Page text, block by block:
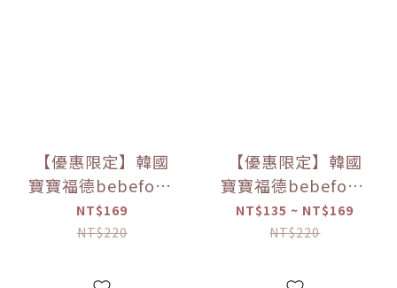
【優惠限定】韓國
寶寶福德bebefood
米餅 原味/蘋果/梨/
紅薯/南瓜 (20g)
NT$169
NT$220
【優惠限定】韓國
寶寶福德bebefood
糙米餅 磨牙餅乾 蔬
菜/水果 (25g) 【優
NT$135 ~ NT$169
NT$220